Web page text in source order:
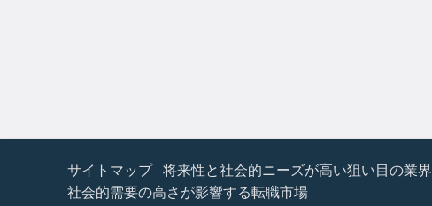
サイトマップ 将来性と社会的ニーズが高い狙い目の業界
社会的需要の高さが影響する転職市場